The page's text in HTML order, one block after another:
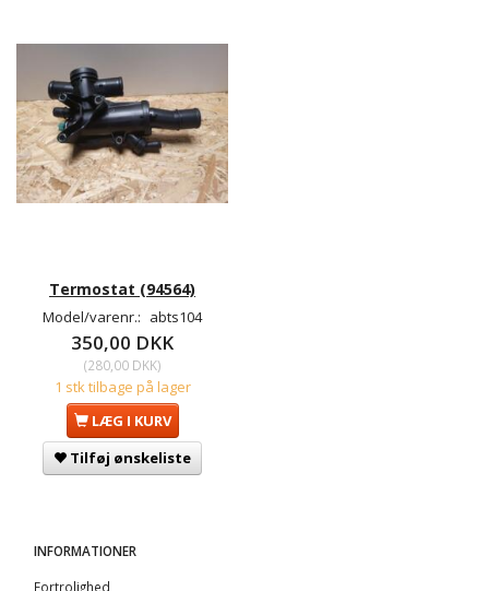
Termostat (94564)
Model/varenr.: abts104
350,00 DKK
(280,00 DKK)
1 stk tilbage på lager
LÆG I KURV
Tilføj ønskeliste
INFORMATIONER
Fortrolighed